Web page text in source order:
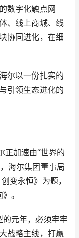
数字化触点网
、线上商城、线
协同进化，在细
尔以一份扎实的
引领生态进化的
正加速由“世界的
海尔集团董事局
变永恒》为题，
。
元年，必须牢牢
战略主线，打赢